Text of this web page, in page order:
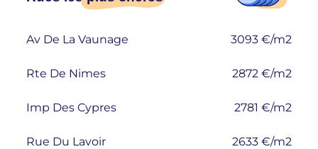
Av De La Vaunage 3093 €/m2
Rte De Nimes 2872 €/m2
Imp Des Cypres 2781 €/m2
Rue Du Lavoir 2633 €/m2